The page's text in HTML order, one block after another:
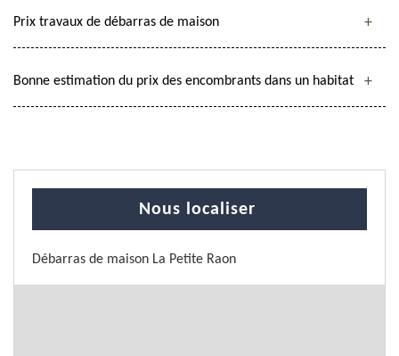
Prix travaux de débarras de maison
Bonne estimation du prix des encombrants dans un habitat
Nous localiser
Débarras de maison La Petite Raon